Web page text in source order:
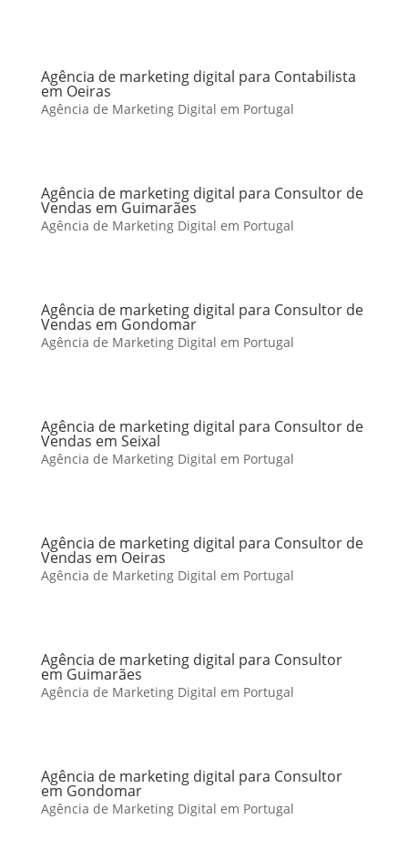
Agência de marketing digital para Contabilista
em Oeiras
Agência de Marketing Digital em Portugal
Agência de marketing digital para Consultor de
Vendas em Guimarães
Agência de Marketing Digital em Portugal
Agência de marketing digital para Consultor de
Vendas em Gondomar
Agência de Marketing Digital em Portugal
Agência de marketing digital para Consultor de
Vendas em Seixal
Agência de Marketing Digital em Portugal
Agência de marketing digital para Consultor de
Vendas em Oeiras
Agência de Marketing Digital em Portugal
Agência de marketing digital para Consultor
em Guimarães
Agência de Marketing Digital em Portugal
Agência de marketing digital para Consultor
em Gondomar
Agência de Marketing Digital em Portugal